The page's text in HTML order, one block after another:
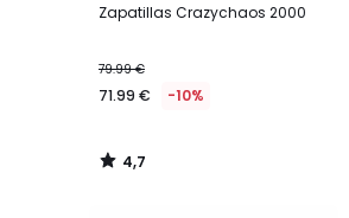
Zapatillas Crazychaos 2000
79.99 €
71.99 € -10%
/ 5
4,7
/